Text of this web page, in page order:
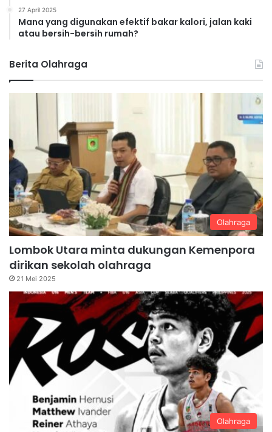
27 April 2025
Mana yang digunakan efektif bakar kalori, jalan kaki
atau bersih-bersih rumah?
Berita Olahraga
Olahraga
Lombok Utara minta dukungan Kemenpora
dirikan sekolah olahraga
21 Mei 2025
Olahraga